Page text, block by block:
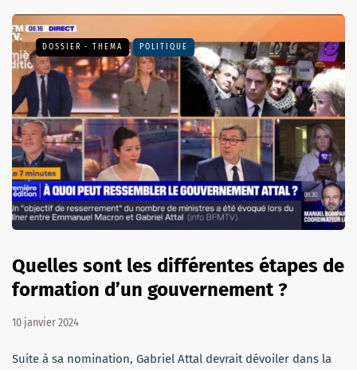
DOSSIER - THEMA POLITIQUE
Quelles sont les différentes étapes de
formation d’un gouvernement ?
10 janvier 2024
Suite à sa nomination, Gabriel Attal devrait dévoiler dans la